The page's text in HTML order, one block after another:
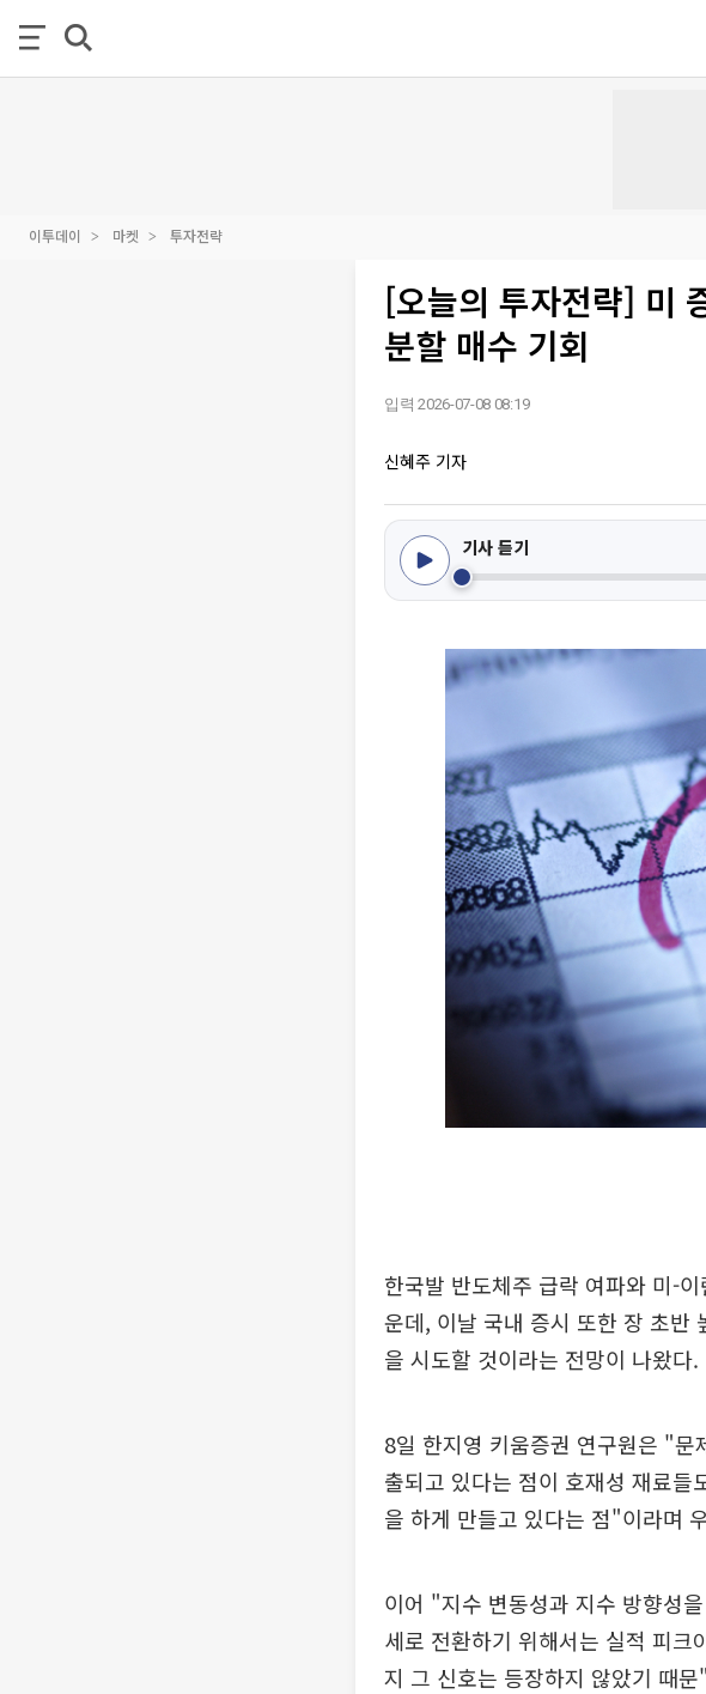
이투데이 마켓 투자전략
[오늘의 투자전략] 미
분할 매수 기회
입력 2026-07-08 08:19
신혜주 기자
기사 듣기
한국발 반도체주 급락 여파와 미-
운데, 이날 국내 증시 또한 장 초반
을 시도할 것이라는 전망이 나왔다.
8일 한지영 키움증권 연구원은 "문
출되고 있다는 점이 호재성 재료들
을 하게 만들고 있다는 점"이라며
이어 "지수 변동성과 지수 방향성
세로 전환하기 위해서는 실적 피
지 그 신호는 등장하지 않았기 때